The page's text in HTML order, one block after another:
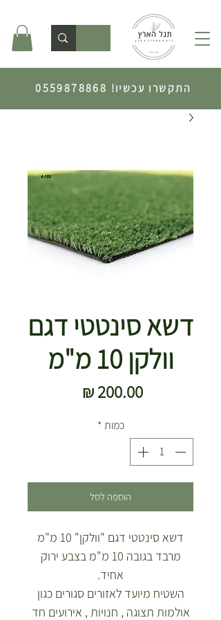
התקשרו עכשיו! 0559878868
דשא סינטטי דגם
וולקן 10 מ"מ
‏200.00 ‏₪
כמות *
הוספה לסל
דשא סינטטי דגם "וולקן" 10 מ"מ
מרבד בגובה 10 מ"מ בצבע ירוק
אחיד.
השטיח מיועד לאזורים סגורים כגון
אולמות תצוגה , חנויות , אירועים חד